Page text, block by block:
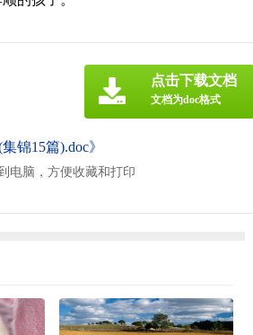
锦15篇).doc》
电脑，方便收藏和打印
点击下载文档
文档为doc格式